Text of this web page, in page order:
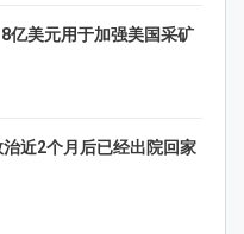
亿美元用于加强美国采矿
近2个月后已经出院回家